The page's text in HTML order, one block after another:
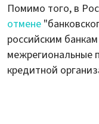
Помимо того, в
отмене
российским
межрегиональные
кредитной